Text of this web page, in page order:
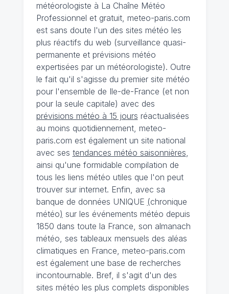
météorologiste à La Chaîne Météo
Professionnel et gratuit, meteo-paris.com
est sans doute l'un des sites météo les
plus réactifs du web (surveillance quasi-
permanente et prévisions météo
expertisées par un météorologiste). Outre
le fait qu'il s'agisse du premier site météo
pour l'ensemble de Ile-de-France (et non
pour la seule capitale) avec des
prévisions météo à 15 jours réactualisées
au moins quotidiennement, meteo-
paris.com est également un site national
avec ses tendances météo saisonnières,
ainsi qu'une formidable compilation de
tous les liens météo utiles que l'on peut
trouver sur internet. Enfin, avec sa
banque de données UNIQUE (chronique
météo) sur les événements météo depuis
1850 dans toute la France, son almanach
météo, ses tableaux mensuels des aléas
climatiques en France, meteo-paris.com
est également une base de recherches
incontournable. Bref, il s'agit d'un des
sites météo les plus complets disponibles